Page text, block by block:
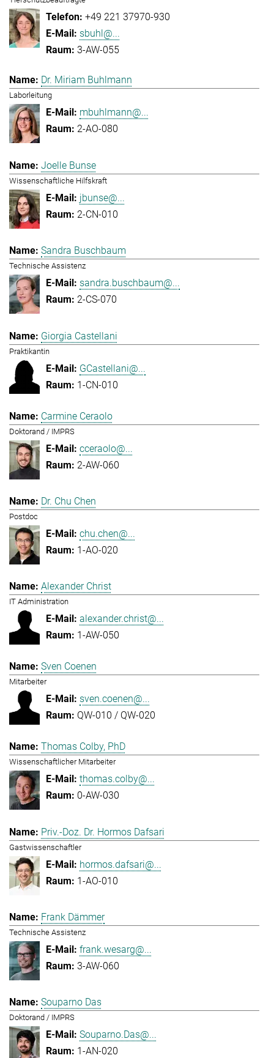
+49 221 37970-930
sbuhl@...
3-AW-055
Dr. Miriam Buhlmann
Laborleitung
mbuhlmann@...
2-AO-080
Joelle Bunse
Wissenschaftliche Hilfskraft
jbunse@...
2-CN-010
Sandra Buschbaum
Technische Assistenz
sandra.buschbaum@...
2-CS-070
Giorgia Castellani
Praktikantin
GCastellani@...
1-CN-010
Carmine Ceraolo
Doktorand / IMPRS
cceraolo@...
2-AW-060
Dr. Chu Chen
Postdoc
chu.chen@...
1-AO-020
Alexander Christ
IT Administration
alexander.christ@...
1-AW-050
Sven Coenen
Mitarbeiter
sven.coenen@...
QW-010 / QW-020
Thomas Colby, PhD
Wissenschaftlicher Mitarbeiter
thomas.colby@...
0-AW-030
Priv.-Doz. Dr. Hormos Dafsari
Gastwissenschaftler
hormos.dafsari@...
1-AO-010
Frank Dämmer
Technische Assistenz
frank.wesarg@...
3-AW-060
Souparno Das
Doktorand / IMPRS
Souparno.Das@...
1-AN-020